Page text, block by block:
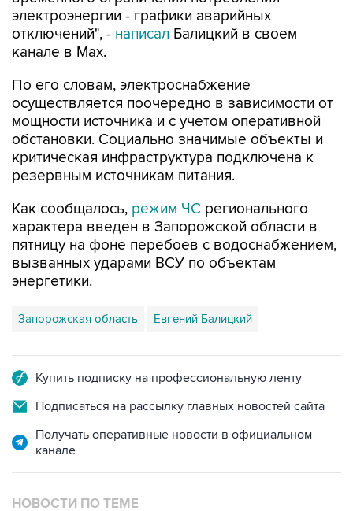
электроэнергии - графики аварийных
отключений", - написал Балицкий в своем
канале в Max.
По его словам, электроснабжение
осуществляется поочередно в зависимости от
мощности источника и с учетом оперативной
обстановки. Социально значимые объекты и
критическая инфраструктура подключена к
резервным источникам питания.
Как сообщалось, режим ЧС регионального
характера введен в Запорожской области в
пятницу на фоне перебоев с водоснабжением,
вызванных ударами ВСУ по объектам
энергетики.
Запорожская область Евгений Балицкий
Купить подписку на профессиональную ленту
Подписаться на рассылку главных новостей сайта
Получать оперативные новости в официальном
канале
НОВОСТИ ПО ТЕМЕ